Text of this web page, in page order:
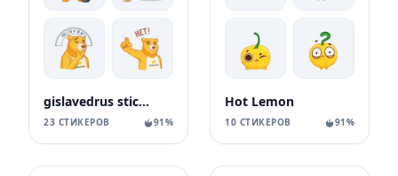
gislavedrus stickers
23 СТИКЕРОВ 91%
Hot Lemon
10 СТИКЕРОВ 91%